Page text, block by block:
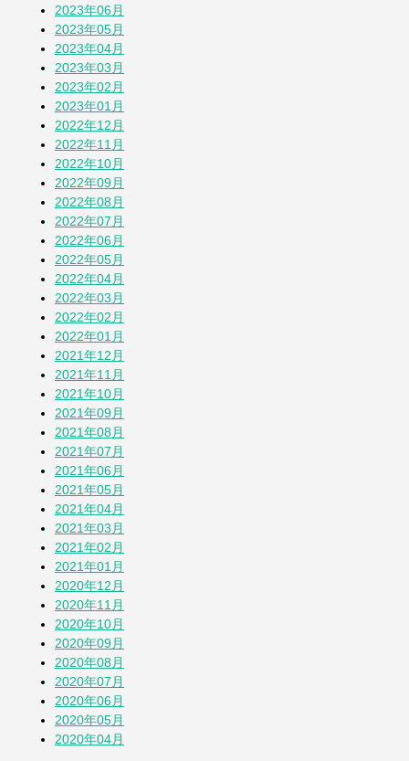
2023年06月
2023年05月
2023年04月
2023年03月
2023年02月
2023年01月
2022年12月
2022年11月
2022年10月
2022年09月
2022年08月
2022年07月
2022年06月
2022年05月
2022年04月
2022年03月
2022年02月
2022年01月
2021年12月
2021年11月
2021年10月
2021年09月
2021年08月
2021年07月
2021年06月
2021年05月
2021年04月
2021年03月
2021年02月
2021年01月
2020年12月
2020年11月
2020年10月
2020年09月
2020年08月
2020年07月
2020年06月
2020年05月
2020年04月